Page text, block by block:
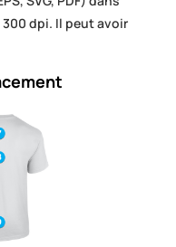
dpi. Il peut avoir